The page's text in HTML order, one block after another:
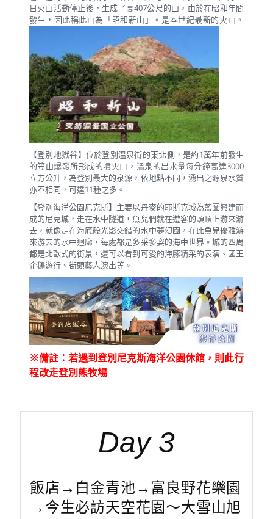
日火山活動停止後，生成了高407公尺的山，由於在昭和年間
發生，因此稱此山為「昭和新山」。是本世紀最新的火山。
【登別地獄谷】位於登別溫泉街的東北側，是約1萬年前發生
的笠山爆發所形成的噴火口，溫泉的出水量每分鐘高達3000
立方公升，為登別最大的泉源，依地點不同，湧出之源泉水質
亦不相同，可達11種之多。
【登別海洋公園尼克斯】主要以丹麥的耶斯克城為藍圖興建而
成的尼克城，走在水中隧道，魚兒們就在遊客的頭頂上游來游
去，就像走在海底般光影交錯的水中夢幻園，在此魚兒優雅游
來游去的水中迴廊，每處都是多采多姿的海中世界。城的四周
都是北歐式的街景，還可以看到可愛的海豚精采的表演、國王
企鵝遊行、街頭藝人演出等。
※備註：若遇到登別尼克斯海洋公園休館，則此行
程改走登別熊牧場
Day 3
飯店→白金青池→富良野花樂園
→今生必訪天空花園～大雪山旭